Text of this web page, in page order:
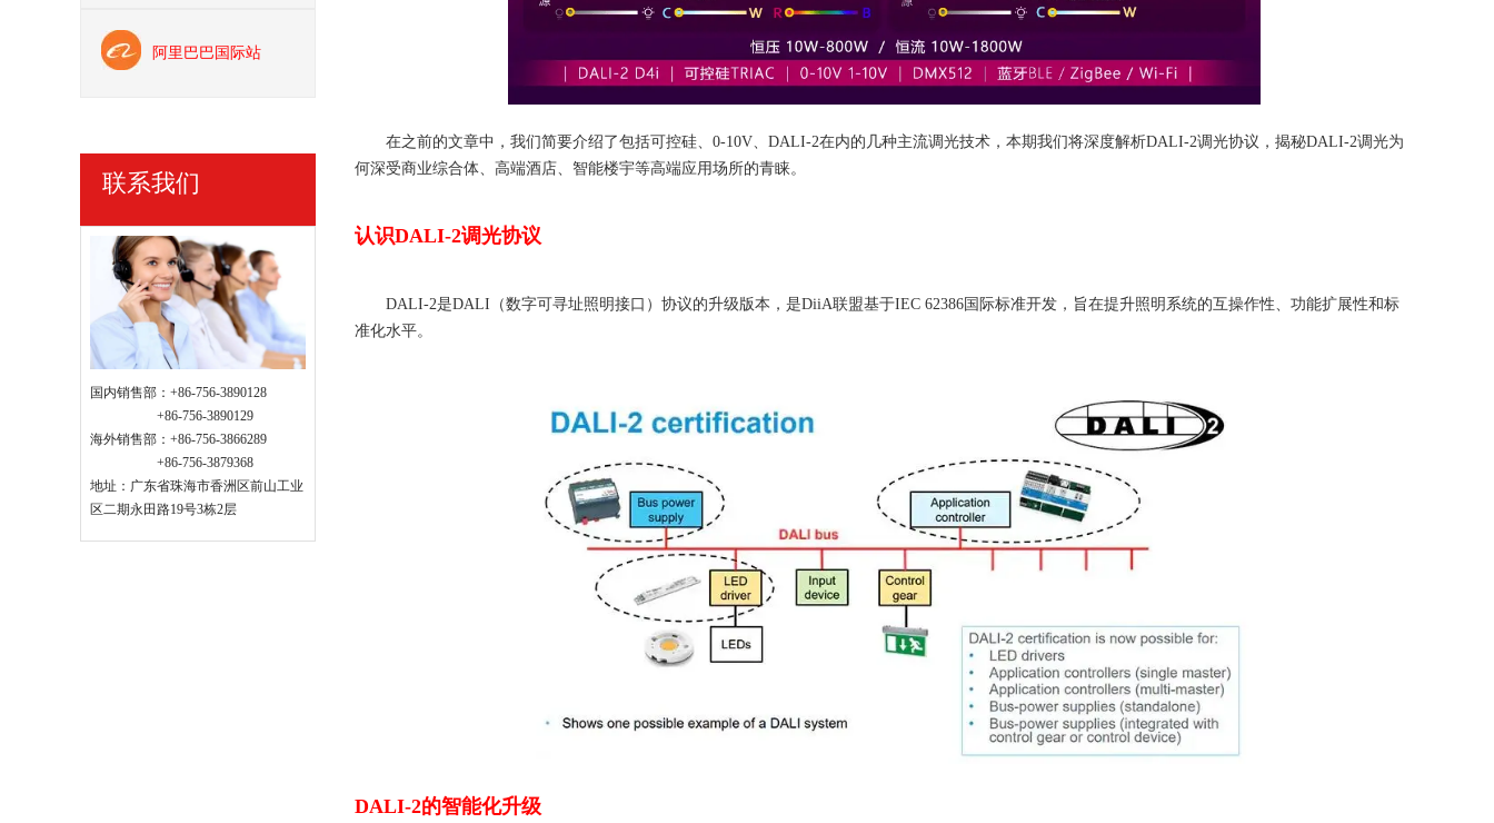
阿里巴巴国际站
联系我们
国内销售部：+86-756-3890128
+86-756-3890129
海外销售部：+86-756-3866289
+86-756-3879368
地址：广东省珠海市香洲区前山工业
区二期永田路19号3栋2层
在之前的文章中，我们简要介绍了包括可控硅、0-10V、DALI-2在内的几种主流调光技术，本期我们将深度解析DALI-2调光协议，揭秘DALI-2调光为
何深受商业综合体、高端酒店、智能楼宇等高端应用场所的青睐。
认识DALI-2调光协议
DALI-2是DALI（数字可寻址照明接口）协议的升级版本，是DiiA联盟基于IEC 62386国际标准开发，旨在提升照明系统的互操作性、功能扩展性和标
准化水平。
DALI-2的智能化升级